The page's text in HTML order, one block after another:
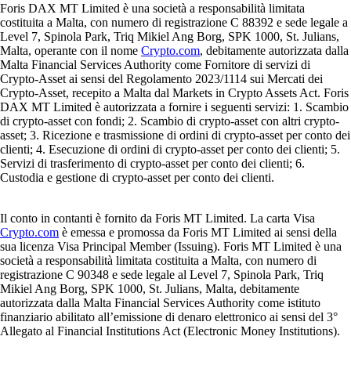
Foris DAX MT Limited è una società a responsabilità limitata
costituita a Malta, con numero di registrazione C 88392 e sede legale a
Level 7, Spinola Park, Triq Mikiel Ang Borg, SPK 1000, St. Julians,
Malta, operante con il nome Crypto.com, debitamente autorizzata dalla
Malta Financial Services Authority come Fornitore di servizi di
Crypto-Asset ai sensi del Regolamento 2023/1114 sui Mercati dei
Crypto-Asset, recepito a Malta dal Markets in Crypto Assets Act. Foris
DAX MT Limited è autorizzata a fornire i seguenti servizi: 1. Scambio
di crypto-asset con fondi; 2. Scambio di crypto-asset con altri crypto-
asset; 3. Ricezione e trasmissione di ordini di crypto-asset per conto dei
clienti; 4. Esecuzione di ordini di crypto-asset per conto dei clienti; 5.
Servizi di trasferimento di crypto-asset per conto dei clienti; 6.
Custodia e gestione di crypto-asset per conto dei clienti.
Il conto in contanti è fornito da Foris MT Limited. La carta Visa
Crypto.com è emessa e promossa da Foris MT Limited ai sensi della
sua licenza Visa Principal Member (Issuing). Foris MT Limited è una
società a responsabilità limitata costituita a Malta, con numero di
registrazione C 90348 e sede legale al Level 7, Spinola Park, Triq
Mikiel Ang Borg, SPK 1000, St. Julians, Malta, debitamente
autorizzata dalla Malta Financial Services Authority come istituto
finanziario abilitato all’emissione di denaro elettronico ai sensi del 3°
Allegato al Financial Institutions Act (Electronic Money Institutions).